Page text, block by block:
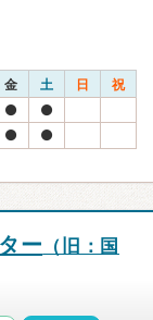
金 土 日 祝
ー （旧：国